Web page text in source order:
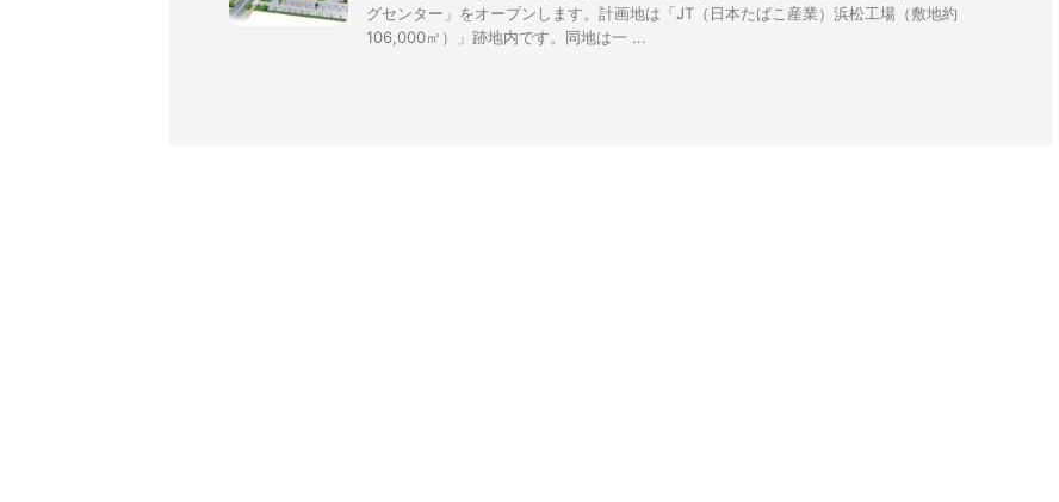
グセンター」をオープンします。計画地は「JT（日本たばこ産業）浜松工場（敷地約
106,000㎡）」跡地内です。同地は一 ...